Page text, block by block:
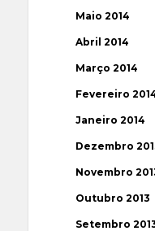
Maio 2014
Abril 2014
Março 2014
Fevereiro
Janeiro 2014
Dezembro
Novembro
Outubro 2013
Setembro